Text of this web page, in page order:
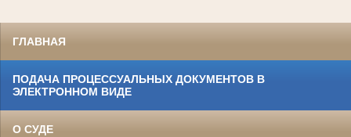
ГЛАВНАЯ
ПОДАЧА ПРОЦЕССУАЛЬНЫХ ДОКУМЕНТОВ В
ЭЛЕКТРОННОМ ВИДЕ
О СУДЕ